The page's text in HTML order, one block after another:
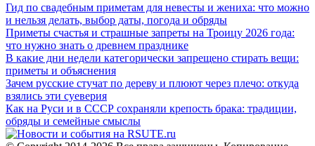
Гид по свадебным приметам для невесты и жениха: что можно
и нельзя делать, выбор даты, погода и обряды
Приметы счастья и страшные запреты на Троицу 2026 года:
что нужно знать о древнем празднике
В какие дни недели категорически запрещено стирать вещи:
приметы и объяснения
Зачем русские стучат по дереву и плюют через плечо: откуда
взялись эти суеверия
Как на Руси и в СССР сохраняли крепость брака: традиции,
обряды и семейные смыслы